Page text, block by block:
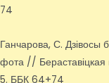
74
Ганчарова, С. Дзівосы
фота //
5. ББК 64+74